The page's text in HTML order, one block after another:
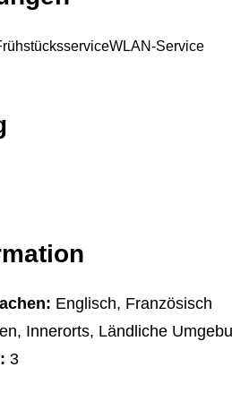
WLAN-Service
Englisch, Französisch
Innerorts, Ländliche
3